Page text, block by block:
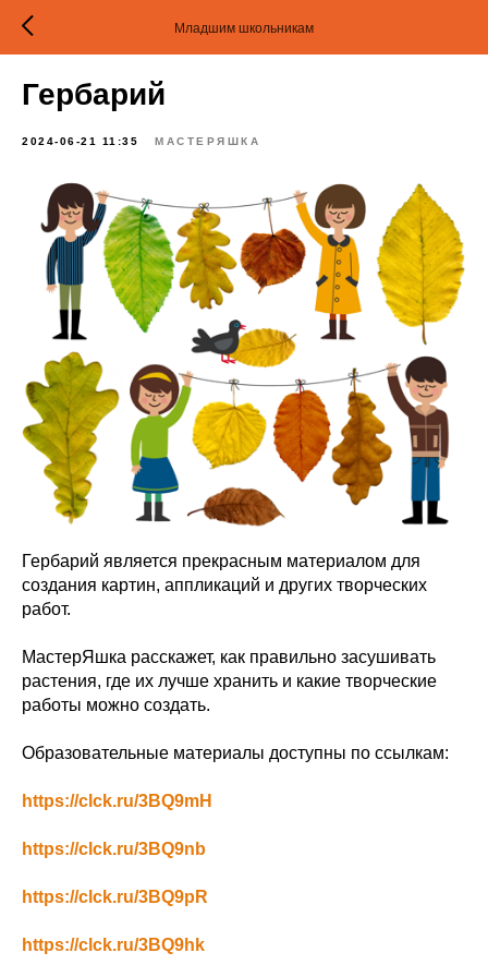
Младшим школьникам
Гербарий
2024-06-21 11:35 МАСТЕРЯШКА
Гербарий является прекрасным материалом для
создания картин, аппликаций и других творческих
работ.
МастерЯшка расскажет, как правильно засушивать
растения, где их лучше хранить и какие творческие
работы можно создать.
Образовательные материалы доступны по ссылкам:
https://clck.ru/3BQ9mH
https://clck.ru/3BQ9nb
https://clck.ru/3BQ9pR
https://clck.ru/3BQ9hk